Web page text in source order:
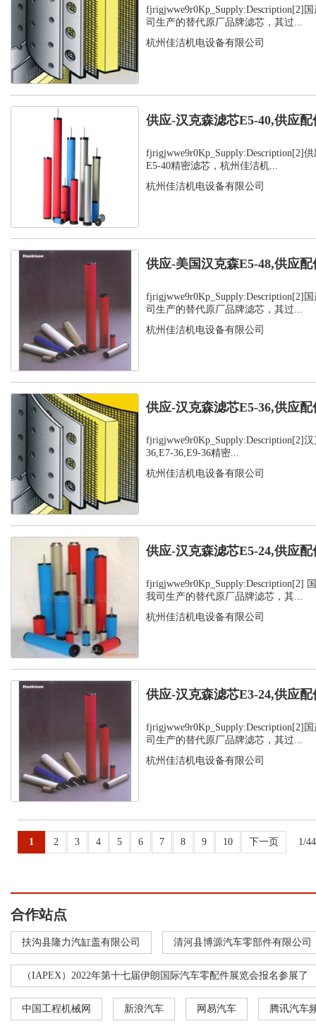
fjrigjwwe9r0Kp_Supply:Description[2]
司生产的替代原厂品牌滤芯，其过...
杭州佳洁机电设备有限公司
供应-汉克森滤芯E5-40,供应配
fjrigjwwe9r0Kp_Supply:Description[2]
E5-40精密滤芯，杭州佳洁机...
杭州佳洁机电设备有限公司
供应-美国汉克森E5-48,供应配
fjrigjwwe9r0Kp_Supply:Description[2]
司生产的替代原厂品牌滤芯，其过...
杭州佳洁机电设备有限公司
供应-汉克森滤芯E5-36,供应配
fjrigjwwe9r0Kp_Supply:Description[2]
36,E7-36,E9-36精密...
杭州佳洁机电设备有限公司
供应-汉克森滤芯E5-24,供应配
fjrigjwwe9r0Kp_Supply:Description[2]
我司生产的替代原厂品牌滤芯，其...
杭州佳洁机电设备有限公司
供应-汉克森滤芯E3-24,供应配
fjrigjwwe9r0Kp_Supply:Description[2]
司生产的替代原厂品牌滤芯，其过...
杭州佳洁机电设备有限公司
1 2 3 4 5 6 7 8 9 10 下一页 1/
合作站点
扶沟县隆力汽缸盖有限公司 清河县博源汽车零部件有限公司
（IAPEX）2022年第十七届伊朗国际汽车零配件展览会报名参展了
中国工程机械网 新浪汽车 网易汽车 腾讯汽车